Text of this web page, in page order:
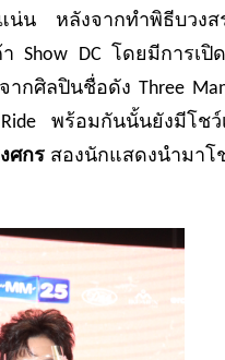
น่น หลังจากทำพิธีบวง
DC โดยมีการเปิ
จากศิลปินชื่อดัง Three
พร้อมกันนั้นยังมีโชว์
ศกร สองนักแสดงนำมาโ